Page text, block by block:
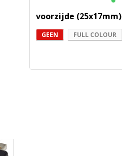
voorzijde (25x17mm)
GEEN FULL COLOUR